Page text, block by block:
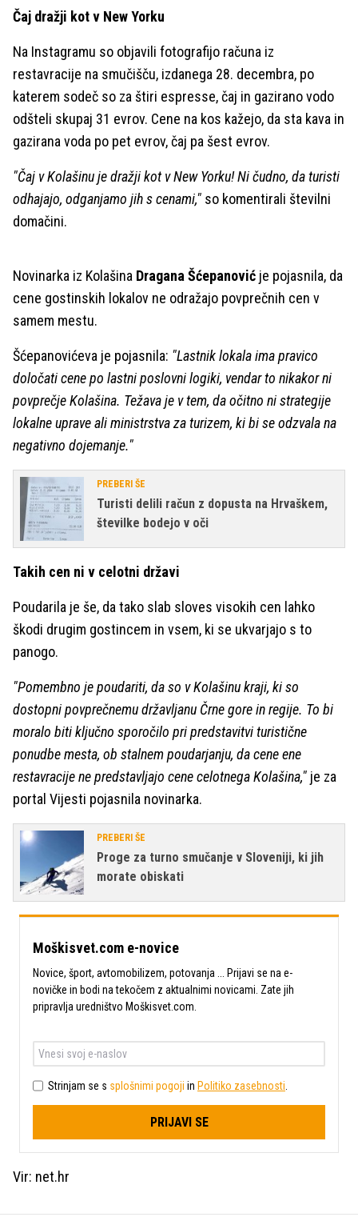
Čaj dražji kot v New Yorku
Na Instagramu so objavili fotografijo računa iz
restavracije na smučišču, izdanega 28. decembra, po
katerem sodeč so za štiri espresse, čaj in gazirano vodo
odšteli skupaj 31 evrov. Cene na kos kažejo, da sta kava in
gazirana voda po pet evrov, čaj pa šest evrov.
"Čaj v Kolašinu je dražji kot v New Yorku! Ni čudno, da turisti
odhajajo, odganjamo jih s cenami," so komentirali številni
domačini.
Novinarka iz Kolašina Dragana Šćepanović je pojasnila, da
cene gostinskih lokalov ne odražajo povprečnih cen v
samem mestu.
Šćepanovićeva je pojasnila: "Lastnik lokala ima pravico
določati cene po lastni poslovni logiki, vendar to nikakor ni
povprečje Kolašina. Težava je v tem, da očitno ni strategije
lokalne uprave ali ministrstva za turizem, ki bi se odzvala na
negativno dojemanje."
PREBERI ŠE
Turisti delili račun z dopusta na Hrvaškem,
številke bodejo v oči
Takih cen ni v celotni državi
Poudarila je še, da tako slab sloves visokih cen lahko
škodi drugim gostincem in vsem, ki se ukvarjajo s to
panogo.
"Pomembno je poudariti, da so v Kolašinu kraji, ki so
dostopni povprečnemu državljanu Črne gore in regije. To bi
moralo biti ključno sporočilo pri predstavitvi turistične
ponudbe mesta, ob stalnem poudarjanju, da cene ene
restavracije ne predstavljajo cene celotnega Kolašina," je za
portal Vijesti pojasnila novinarka.
PREBERI ŠE
Proge za turno smučanje v Sloveniji, ki jih
morate obiskati
Moškisvet.com e-novice
Novice, šport, avtomobilizem, potovanja ... Prijavi se na e-
novičke in bodi na tekočem z aktualnimi novicami. Zate jih
pripravlja uredništvo Moškisvet.com.
Strinjam se s splošnimi pogoji in Politiko zasebnosti
PRIJAVI SE
Vir: net.hr